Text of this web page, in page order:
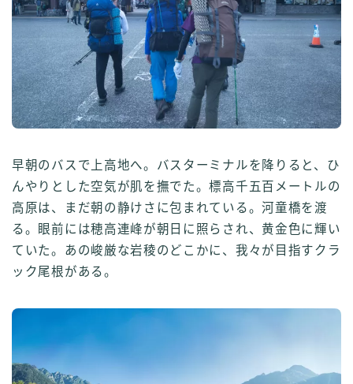
早朝のバスで上高地へ。バスターミナルを降りると、ひ
んやりとした空気が肌を撫でた。標高千五百メートルの
高原は、まだ朝の静けさに包まれている。河童橋を渡
る。眼前には穂高連峰が朝日に照らされ、黄金色に輝い
ていた。あの峻厳な岩稜のどこかに、我々が目指すクラ
ック尾根がある。